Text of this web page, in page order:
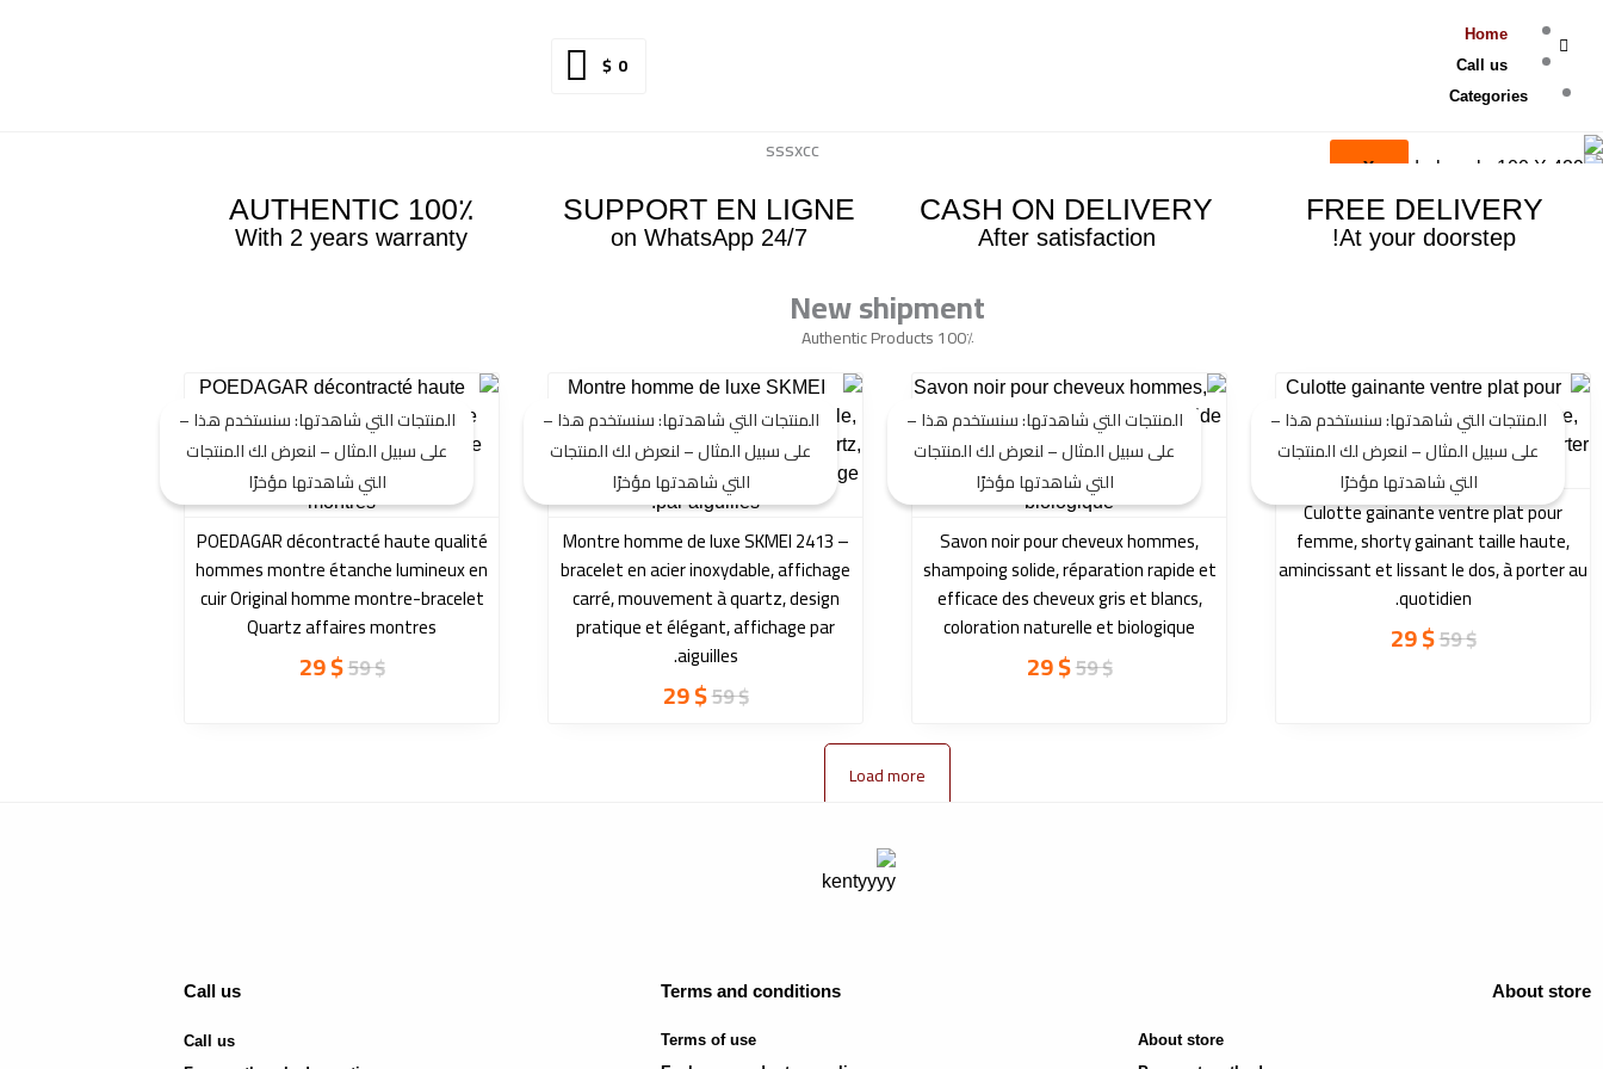
Home
Call us
Categories
X
0
$
FREE DELIVERY
At your doorstep!
CASH ON DELIVERY
After satisfaction
SUPPORT EN LIGNE
24/7 on WhatsApp
100٪ AUTHENTIC
With 2 years warranty
New shipment
100٪ Authentic Products
المنتجات التي شاهدتها: سنستخدم هذا –
على سبيل المثال – لنعرض لك المنتجات
التي شاهدتها مؤخرًا
Culotte gainante ventre plat pour
femme, shorty gainant taille haute,
amincissant et lissant le dos, à porter au
quotidien.
59$
السعر
الأصلي
هو:
59 $.
29$
السعر
الحالي
هو:
29 $.
المنتجات التي شاهدتها: سنستخدم هذا –
على سبيل المثال – لنعرض لك المنتجات
التي شاهدتها مؤخرًا
Savon noir pour cheveux hommes,
shampoing solide, réparation rapide et
efficace des cheveux gris et blancs,
coloration naturelle et biologique
59$
السعر
الأصلي
هو:
59 $.
29$
السعر
الحالي
هو:
29 $.
المنتجات التي شاهدتها: سنستخدم هذا –
على سبيل المثال – لنعرض لك المنتجات
التي شاهدتها مؤخرًا
Montre homme de luxe SKMEI 2413 –
bracelet en acier inoxydable, affichage
carré, mouvement à quartz, design
pratique et élégant, affichage par
aiguilles.
59$
السعر
الأصلي
هو:
59 $.
29$
السعر
الحالي
هو:
29 $.
المنتجات التي شاهدتها: سنستخدم هذا –
على سبيل المثال – لنعرض لك المنتجات
التي شاهدتها مؤخرًا
POEDAGAR décontracté haute qualité
hommes montre étanche lumineux en
cuir Original homme montre-bracelet
Quartz affaires montres
59$
السعر
الأصلي
هو:
59 $.
29$
السعر
الحالي
هو:
29 $.
Load more
About store
About store
Terms and conditions
Terms of use
Call us
Call us